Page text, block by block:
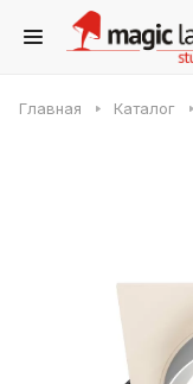
Главная Каталог